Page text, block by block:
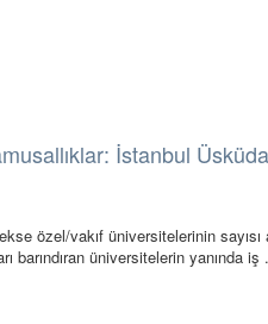
İstanbul
özel/vakıf üniversitelerinin sayısı
barındıran üniversitelerin yanında iş